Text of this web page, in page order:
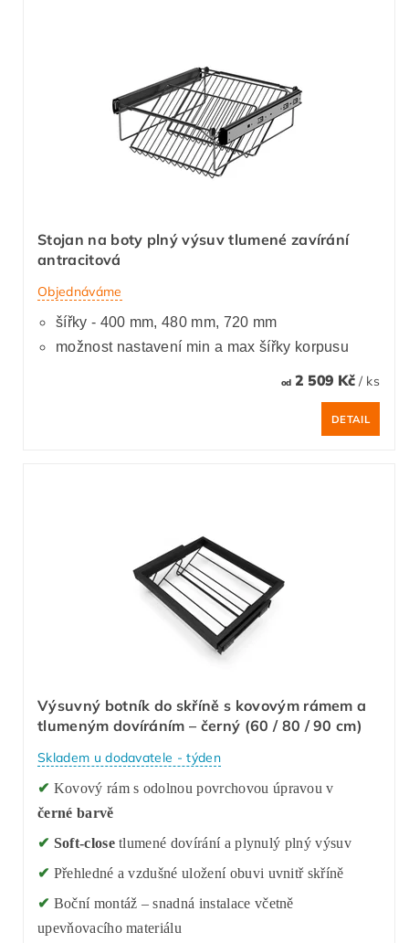
Stojan na boty plný výsuv tlumené zavírání
antracitová
Objednáváme
šířky - 400 mm, 480 mm, 720 mm
možnost nastavení min a max šířky korpusu
od2 509 Kč / ks
DETAIL
Výsuvný botník do skříně s kovovým rámem a
tlumeným dovíráním – černý (60 / 80 / 90 cm)
Skladem u dodavatele - týden
✔ Kovový rám s odolnou povrchovou úpravou v
černé barvě
✔ Soft-closetlumené dovírání a plynulý plný výsuv
✔ Přehledné a vzdušné uložení obuvi uvnitř skříně
✔ Boční montáž – snadná instalace včetně
upevňovacího materiálu